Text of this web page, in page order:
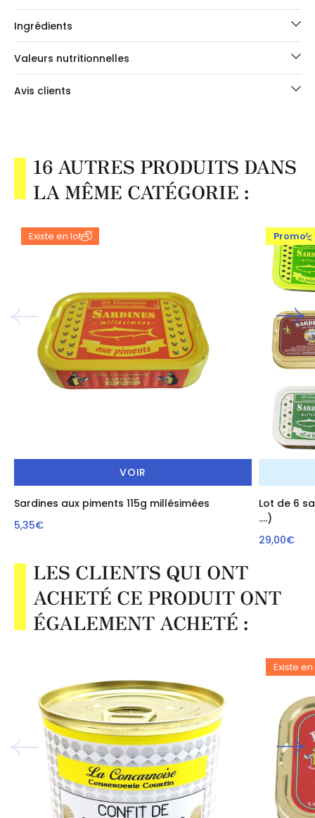
Ingrédients
Valeurs nutritionnelles
Avis clients
16 AUTRES PRODUITS DANS
LA MÊME CATÉGORIE :
Existe en lot
VOIR
Sardines aux piments 115g millésimées
5,35€
Promo
Lot de 6
....)
29,00€
LES CLIENTS QUI ONT
ACHETÉ CE PRODUIT ONT
ÉGALEMENT ACHETÉ :
Existe